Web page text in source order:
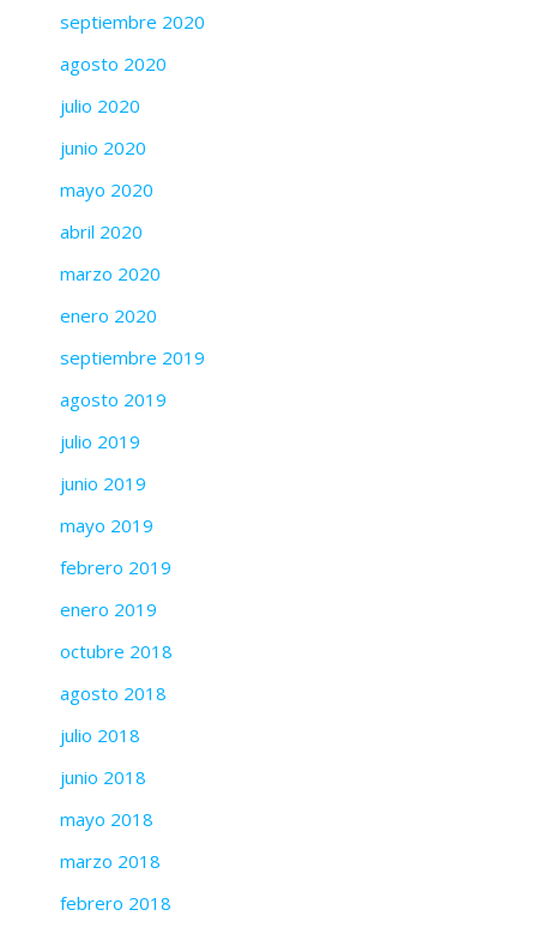
septiembre 2020
agosto 2020
julio 2020
junio 2020
mayo 2020
abril 2020
marzo 2020
enero 2020
septiembre 2019
agosto 2019
julio 2019
junio 2019
mayo 2019
febrero 2019
enero 2019
octubre 2018
agosto 2018
julio 2018
junio 2018
mayo 2018
marzo 2018
febrero 2018